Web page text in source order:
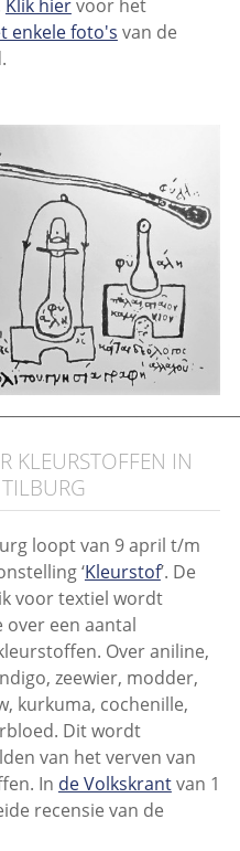
Klik hiervoor het
enkele foto's van de
KLEURSTOFFEN IN
loopt van 9 april t/m
‘Kleurstof’. De
voor textiel wordt
een aantal
Over aniline,
zeewier, modder,
kurkuma, cochenille,
Dit wordt
van het verven van
In de Volkskrantvan 1
recensie van de